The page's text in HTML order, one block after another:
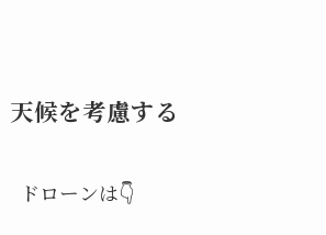
天候を考慮する
ドローンは👇